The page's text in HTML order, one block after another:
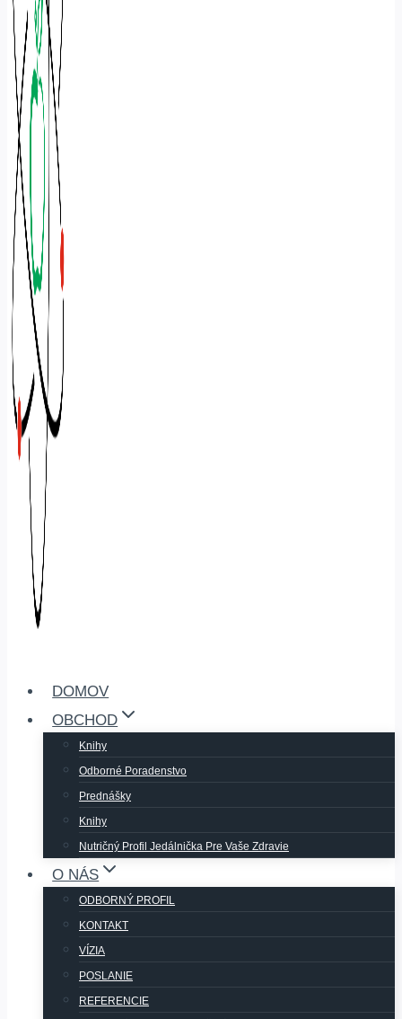
DOMOV
OBCHOD
Knihy
Odborné Poradenstvo
Prednášky
Knihy
Nutričný Profil Jedálnička Pre Vaše Zdravie
O NÁS
ODBORNÝ PROFIL
KONTAKT
VÍZIA
POSLANIE
REFERENCIE